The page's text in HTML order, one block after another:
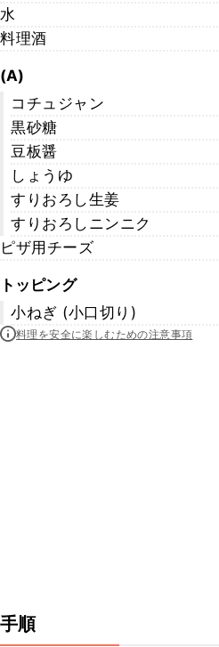
水
料理酒
(A)
コチュジャン
黒砂糖
豆板醤
しょうゆ
すりおろし生姜
すりおろしニンニク
ピザ用チーズ
トッピング
小ねぎ (小口切り)
料理を安全に楽しむための注意事項
手順